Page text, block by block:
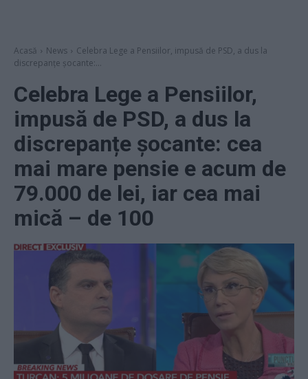
Acasă News
Celebra Lege a Pensiilor, impusă de PSD, a dus la
discrepanțe șocante:...
Celebra Lege a Pensiilor,
impusă de PSD, a dus la
discrepanțe șocante: cea
mai mare pensie e acum de
79.000 de lei, iar cea mai
mică – de 100